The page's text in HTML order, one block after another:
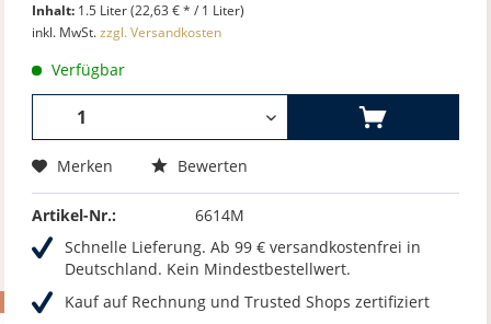
Inhalt: 1.5 Liter (22,63 € * / 1 Liter)
inkl. MwSt.zzgl. Versandkosten
Verfügbar
Merken Bewerten
Artikel-Nr.:
6614M
Schnelle Lieferung. Ab 99 € versandkostenfrei in
Deutschland. Kein Mindestbestellwert.
Kauf auf Rechnung und Trusted Shops zertifiziert